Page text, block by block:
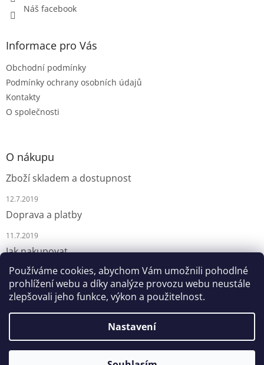
Používáme cookies, abychom Vám umožnili pohodlné
prohlížení webu a díky analýze provozu webu neustále
zlepšovali jeho funkce, výkon a použitelnost.
Nastavení
Náš facebook
Informace pro Vás
Obchodní podmínky
Podmínky ochrany osobních údajů
Kontakty
O společnosti
O nákupu
Zboží skladem a dostupnost
12.7.2019
Doprava a platby
11.7.2019
Jak nakupovat
9.7.2019
Vytvořil Shoptet